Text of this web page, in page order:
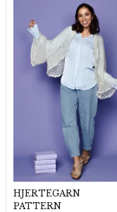
HJERTEGARN
PATTERN